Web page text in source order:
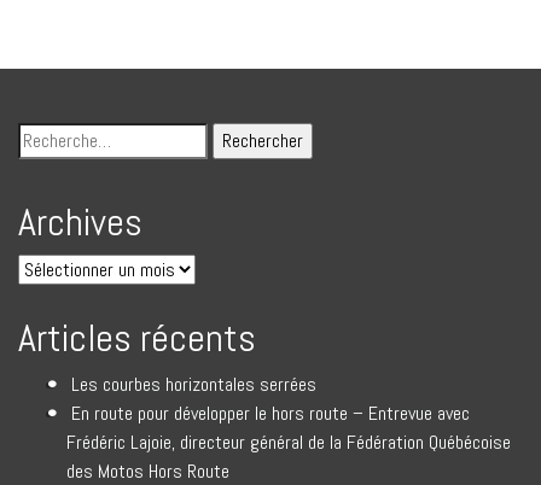
Archives
Articles récents
Les courbes horizontales serrées
En route pour développer le hors route – Entrevue avec
Frédéric Lajoie, directeur général de la Fédération Québécoise
des Motos Hors Route